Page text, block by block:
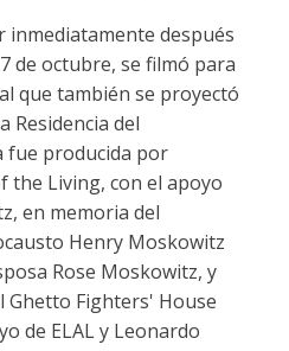
inmediatamente después
de octubre, se filmó para
que también se proyectó
Residencia del
fue producida por
Living, con el apoyo
en memoria del
Henry Moskowitz
Rose Moskowitz, y
Ghetto Fighters' House
de ELAL y Leonardo